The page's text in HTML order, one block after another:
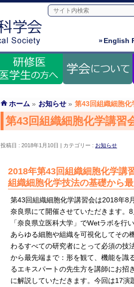
»English
ホーム » お知らせ » 第43回組織細胞化
第43回組織細胞化学講習
投稿日 : 2018年1月10日 カテゴリー : お知らせ
2018年第43回組織細胞化学講
組織細胞化学技法の基礎から
第43回組織細胞化学講習会は2018年8
奈良県にて開催させていただきます。
「奈良県立医科大学」でWetラボを行い
あらゆる細胞や組織を可視化してその
わるすべての研究者にとって必須の技
から最先端まで：形を観て、機能を識
るエキスパートの先生方を講師にお招
に解説していただきます。今回は17